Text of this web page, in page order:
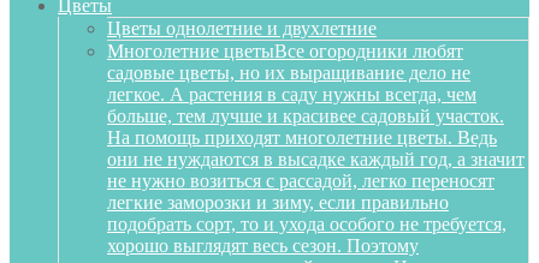
Цветы
Цветы однолетние и двухлетние
Многолетние цветыВсе огородники любят
садовые цветы, но их выращивание дело не
легкое. А растения в саду нужны всегда, чем
больше, тем лучше и красивее садовый участок.
На помощь приходят многолетние цветы. Ведь
они не нуждаются в высадке каждый год, а значит
не нужно возиться с рассадой, легко переносят
легкие заморозки и зиму, если правильно
подобрать сорт, то и ухода особого не требуется,
хорошо выглядят весь сезон. Поэтому